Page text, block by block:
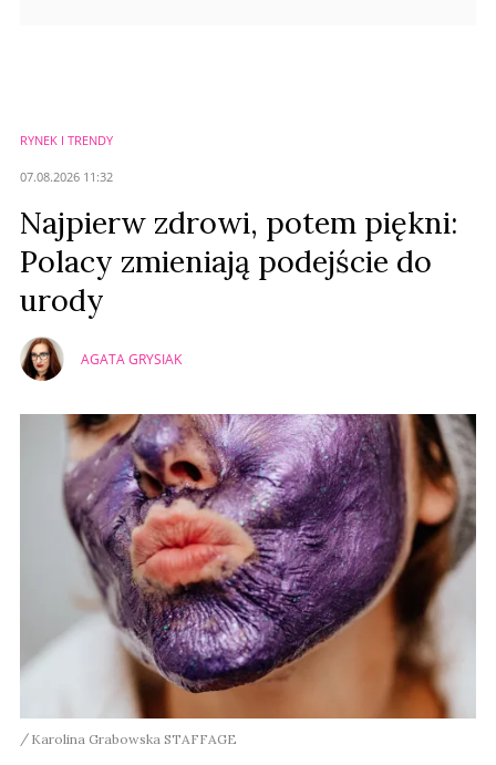
RYNEK I TRENDY
07.08.2026 11:32
Najpierw zdrowi, potem piękni:
Polacy zmieniają podejście do
urody
AGATA GRYSIAK
Karolina Grabowska STAFFAGE